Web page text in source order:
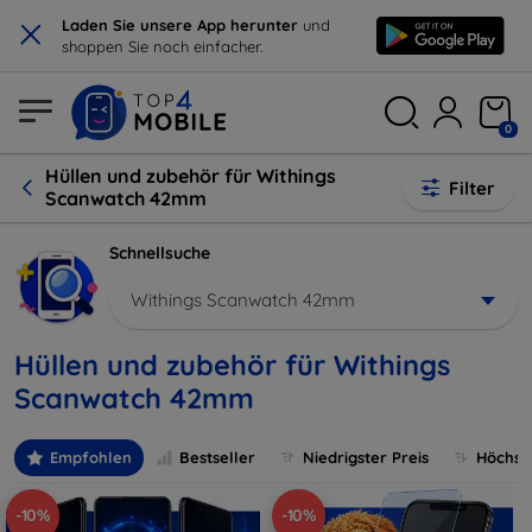
× Laden Sie unsere App herunter und
shoppen Sie noch einfacher.
0
Hüllen und zubehör für Withings
Scanwatch 42mm
Filter
Schnellsuche
Withings Scanwatch 42mm
Hüllen und zubehör für Withings
Scanwatch 42mm
Empfohlen Bestseller Niedrigster Preis
-10% -10%